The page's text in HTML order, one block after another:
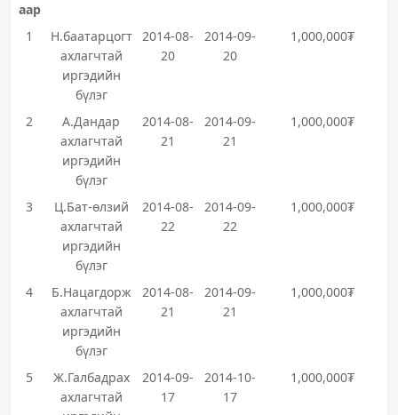
аар
1
Н.баатарцогт
ахлагчтай
иргэдийн
бүлэг
2014-08-
20
2014-09-
20
1,000,000₮
2
А.Дандар
ахлагчтай
иргэдийн
бүлэг
2014-08-
21
2014-09-
21
1,000,000₮
3
Ц.Бат-өлзий
ахлагчтай
иргэдийн
бүлэг
2014-08-
22
2014-09-
22
1,000,000₮
4
Б.Нацагдорж
ахлагчтай
иргэдийн
бүлэг
2014-08-
21
2014-09-
21
1,000,000₮
5
Ж.Галбадрах
ахлагчтай
2014-09-
17
2014-10-
17
1,000,000₮